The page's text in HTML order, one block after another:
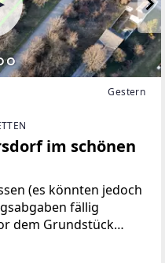
Gestern
im schönen
fällig
werden je nach